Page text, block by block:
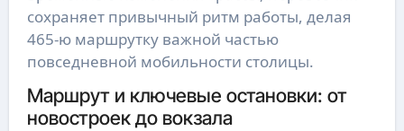
сохраняет привычный ритм работы, делая
465-ю маршрутку важной частью
повседневной мобильности столицы.
Маршрут и ключевые остановки: от
новостроек до вокзала